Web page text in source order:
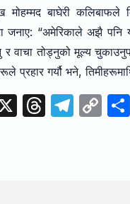
बाघेरी कलिबाफले
जनाए: “अमेरिकाले अझै
र वाचा तोड्नुको मूल्य
प्रहार गर्यौ भने,
X T T C S